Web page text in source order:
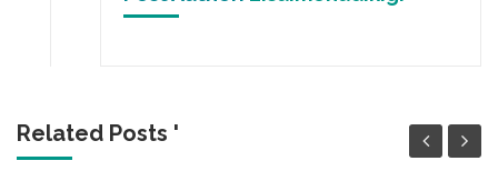
Related Posts '